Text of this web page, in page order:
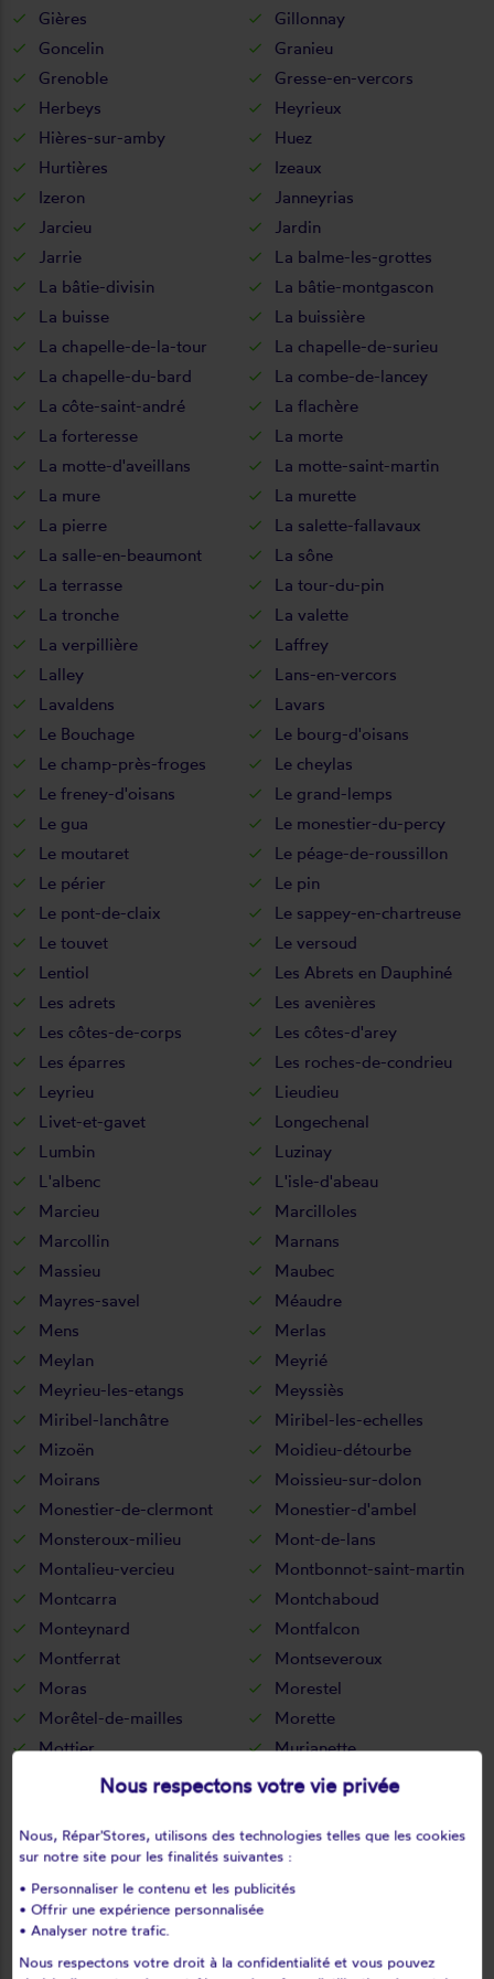
Gières
Gillonnay
Goncelin
Granieu
Grenoble
Gresse-en-vercors
Herbeys
Heyrieux
Hières-sur-amby
Huez
Hurtières
Izeaux
Izeron
Janneyrias
Jarcieu
Jardin
Jarrie
La balme-les-grottes
La bâtie-divisin
La bâtie-montgascon
La buisse
La buissière
La chapelle-de-la-tour
La chapelle-de-surieu
La chapelle-du-bard
La combe-de-lancey
La côte-saint-andré
La flachère
La forteresse
La morte
La motte-d'aveillans
La motte-saint-martin
La mure
La murette
La pierre
La salette-fallavaux
La salle-en-beaumont
La sône
La terrasse
La tour-du-pin
La tronche
La valette
La verpillière
Laffrey
Lalley
Lans-en-vercors
Lavaldens
Lavars
Le Bouchage
Le bourg-d'oisans
Le champ-près-froges
Le cheylas
Le freney-d'oisans
Le grand-lemps
Le gua
Le monestier-du-percy
Le moutaret
Le péage-de-roussillon
Le périer
Le pin
Le pont-de-claix
Le sappey-en-chartreuse
Le touvet
Le versoud
Lentiol
Les Abrets en Dauphiné
Les adrets
Les avenières
Les côtes-de-corps
Les côtes-d'arey
Les éparres
Les roches-de-condrieu
Leyrieu
Lieudieu
Livet-et-gavet
Longechenal
Lumbin
Luzinay
L'albenc
L'isle-d'abeau
Marcieu
Marcilloles
Marcollin
Marnans
Massieu
Maubec
Mayres-savel
Méaudre
Mens
Merlas
Meylan
Meyrié
Meyrieu-les-etangs
Meyssiès
Miribel-lanchâtre
Miribel-les-echelles
Mizoën
Moidieu-détourbe
Moirans
Moissieu-sur-dolon
Monestier-de-clermont
Monestier-d'ambel
Monsteroux-milieu
Mont-de-lans
Montalieu-vercieu
Montbonnot-saint-martin
Montcarra
Montchaboud
Monteynard
Montfalcon
Montferrat
Montseveroux
Moras
Morestel
Morêtel-de-mailles
Morette
Mottier
Murianette
Murinais
Nantes-en-ratier
Notre-dame-de-commiers
Notre-dame-de-l'osier
Notre-dame-de-mésage
Notre-dame-de-vaux
Noyarey
Optevoz
Oris-en-rattier
Ornon
Oulles
Nous respectons votre vie privée
Nous, Répar'Stores, utilisons des technologies telles que les cookies
sur notre site pour les finalités suivantes :
• Personnaliser le contenu et les publicités
• Offrir une expérience personnalisée
• Analyser notre trafic.
Nous respectons votre droit à la confidentialité et vous pouvez